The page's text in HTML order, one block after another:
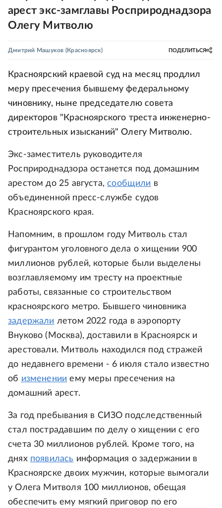
арест экс-замглавы Росприроднадзора
Олегу Митволю
Дмитрий Машуков (Красноярск) ПОДЕЛИТЬСЯ
Красноярский краевой суд на месяц продлил
меру пресечения бывшему федеральному
чиновнику, ныне председателю совета
директоров "Красноярского треста инженерно-
строительных изысканий" Олегу Митволю.
Экс-заместитель руководителя
Росприроднадзора останется под домашним
арестом до 25 августа,сообщили в
объединенной пресс-службе судов
Красноярского края.
Напомним, в прошлом году Митволь стал
фигурантом уголовного дела о хищении 900
миллионов рублей, которые были выделены
возглавляемому им тресту на проектные
работы, связанные со строительством
красноярского метро. Бывшего чиновника
задержали летом 2022 года в аэропорту
Внуково (Москва), доставили в Красноярск и
арестовали. Митволь находился под стражей
до недавнего времени - 6 июля стало известно
об изменении ему меры пресечения на
домашний арест.
За год пребывания в СИЗО подследственный
стал пострадавшим по делу о хищении с его
счета 30 миллионов рублей. Кроме того, на
днях появилась информация о задержании в
Красноярске двоих мужчин, которые вымогали
у Олега Митволя 100 миллионов, обещая
обеспечить ему мягкий приговор по его